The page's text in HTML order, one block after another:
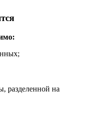
разделенной на